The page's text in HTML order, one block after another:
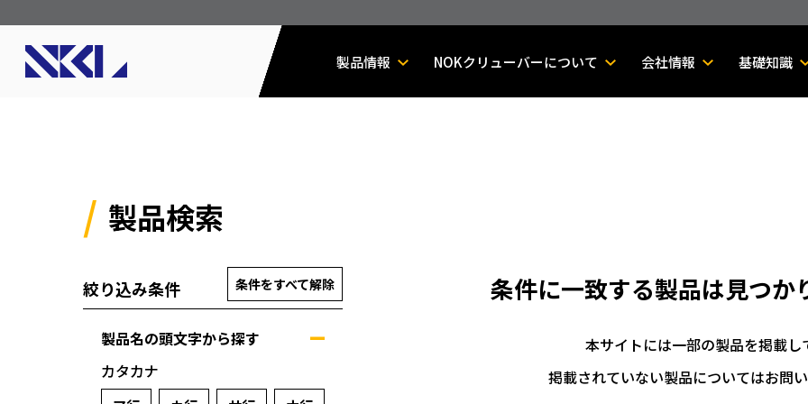
製品情報 NOKクリューバーについて 会社情報 基礎知識
製品検索
絞り込み条件 条件をすべて解除
製品名の頭文字から探す
カタカナ
条件に一致する製品は見つか
本サイトには一部の製品を掲載し
掲載されていない製品についてはお問